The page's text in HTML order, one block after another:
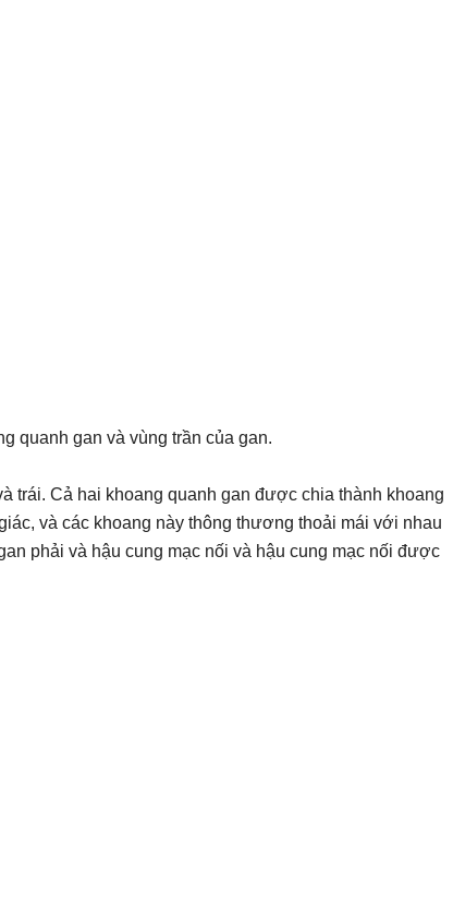
quanh gan và vùng trần của gan.
trái. Cả hai khoang quanh gan được chia thành khoang
và các khoang này thông thương thoải mái với nhau
phải và hậu cung mạc nối và hậu cung mạc nối được